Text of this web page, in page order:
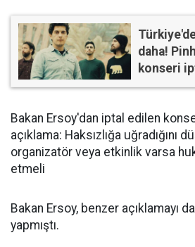
daha!
konseri
Bakan Ersoy'dan iptal edilen
açıklama: Haksızlığa uğradığını
organizatör veya etkinlik varsa
etmeli
Bakan Ersoy, benzer açıklamayı
yapmıştı.